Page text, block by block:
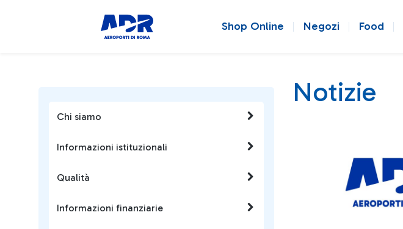
Shop Online Negozi Food
Chi siamo
Informazioni istituzionali
Qualità
Informazioni finanziarie
Notizie